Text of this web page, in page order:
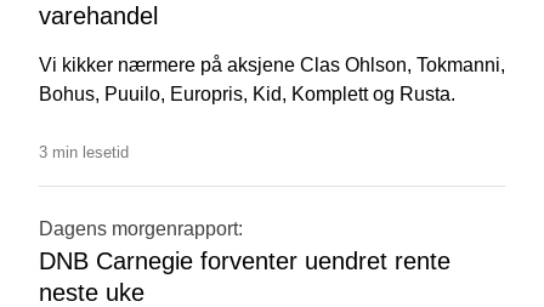
varehandel
Vi kikker nærmere på aksjene Clas Ohlson, Tokmanni,
Bohus, Puuilo, Europris, Kid, Komplett og Rusta.
3 min lesetid
Dagens morgenrapport:
DNB Carnegie forventer uendret rente
neste uke